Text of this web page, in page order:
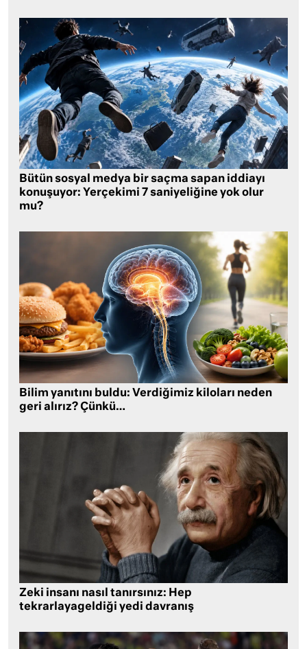
Bütün sosyal medya bir saçma sapan iddiayı
konuşuyor: Yerçekimi 7 saniyeliğine yok olur
mu?
Bilim yanıtını buldu: Verdiğimiz kiloları neden
geri alırız? Çünkü…
Zeki insanı nasıl tanırsınız: Hep
tekrarlayageldiği yedi davranış